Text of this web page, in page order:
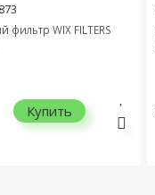
фильтр WIX FILTERS
Купить